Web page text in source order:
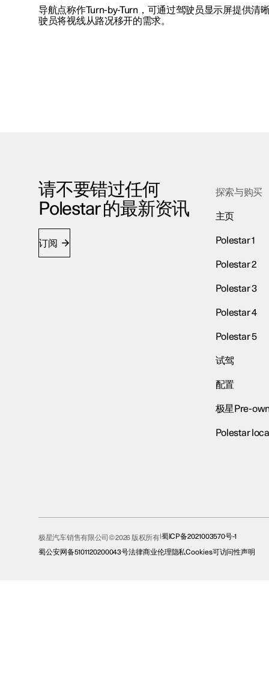
导航点称作Turn-by-Turn，可通过驾驶员显示屏提供清
驶员将视线从路况移开的需求。
请不要错过任何
Polestar 的最新资讯
订阅
探索与购买
主页
Polestar 1
Polestar 2
Polestar 3
Polestar 4
Polestar 5
试驾
配置
极星Pre-
Polestar
极星汽车销售有限公司© 2026 版权所有 蜀ICP备2021003570号-1
蜀公安网备5101120200043号法律商业伦理 隐私Cookies可访问性声明